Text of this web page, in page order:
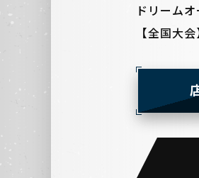
ドリーム
【全国大